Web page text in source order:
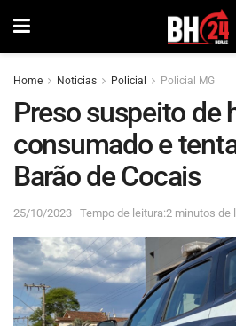
Home Noticias Policial Policial MG
Preso suspeito de
consumado e
Barão de Cocais
25/10/2023 Tempo de leitura:2 minutos de